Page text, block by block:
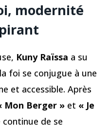
modernité
Kuny Raïssa a su
foi se conjugue à une
et accessible. Après
Mon Berger » et « Je
continue de se